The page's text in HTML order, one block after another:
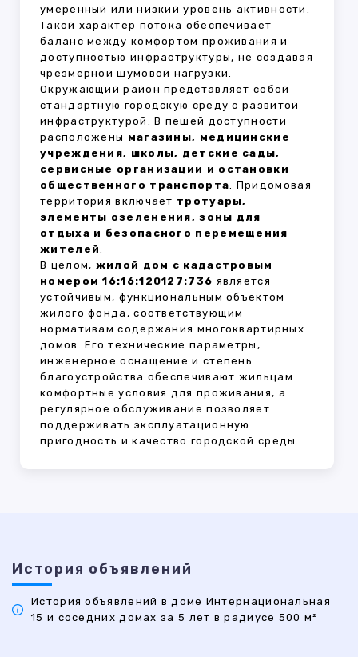
умеренный или низкий уровень активности.
Такой характер потока обеспечивает
баланс между комфортом проживания и
доступностью инфраструктуры, не создавая
чрезмерной шумовой нагрузки.
Окружающий район представляет собой
стандартную городскую среду с развитой
инфраструктурой. В пешей доступности
расположены магазины, медицинские
учреждения, школы, детские сады,
сервисные организации и остановки
общественного транспорта. Придомовая
территория включает тротуары,
элементы озеленения, зоны для
отдыха и безопасного перемещения
жителей.
В целом, жилой дом с кадастровым
номером 16:16:120127:736 является
устойчивым, функциональным объектом
жилого фонда, соответствующим
нормативам содержания многоквартирных
домов. Его технические параметры,
инженерное оснащение и степень
благоустройства обеспечивают жильцам
комфортные условия для проживания, а
регулярное обслуживание позволяет
поддерживать эксплуатационную
пригодность и качество городской среды.
История объявлений
История объявлений в доме Интернациональная
15 и соседних домах за 5 лет в радиусе 500 м²